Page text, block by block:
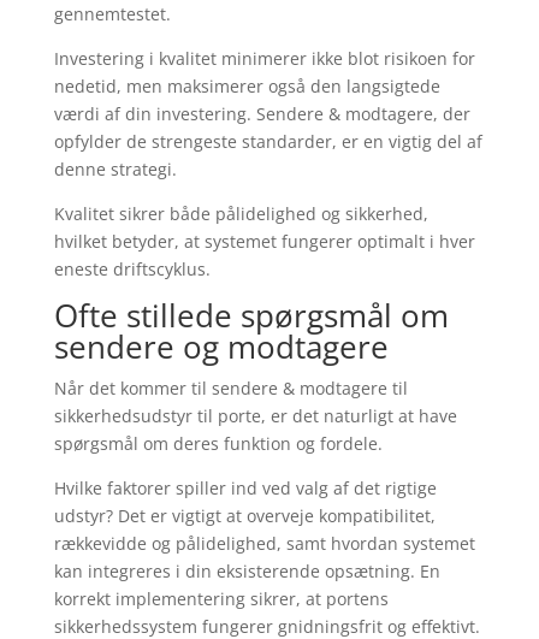
gennemtestet.
Investering i kvalitet minimerer ikke blot risikoen for
nedetid, men maksimerer også den langsigtede
værdi af din investering. Sendere & modtagere, der
opfylder de strengeste standarder, er en vigtig del af
denne strategi.
Kvalitet sikrer både pålidelighed og sikkerhed,
hvilket betyder, at systemet fungerer optimalt i hver
eneste driftscyklus.
Ofte stillede spørgsmål om
sendere og modtagere
Når det kommer til sendere & modtagere til
sikkerhedsudstyr til porte, er det naturligt at have
spørgsmål om deres funktion og fordele.
Hvilke faktorer spiller ind ved valg af det rigtige
udstyr? Det er vigtigt at overveje kompatibilitet,
rækkevidde og pålidelighed, samt hvordan systemet
kan integreres i din eksisterende opsætning. En
korrekt implementering sikrer, at portens
sikkerhedssystem fungerer gnidningsfrit og effektivt.